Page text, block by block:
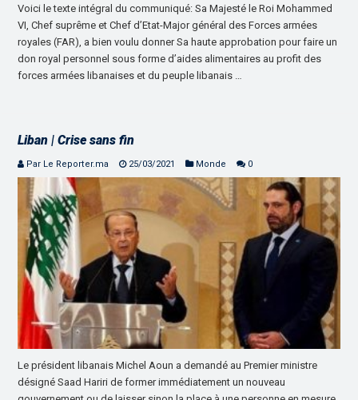
Voici le texte intégral du communiqué: Sa Majesté le Roi Mohammed
VI, Chef suprême et Chef d’Etat-Major général des Forces armées
royales (FAR), a bien voulu donner Sa haute approbation pour faire un
don royal personnel sous forme d’aides alimentaires au profit des
forces armées libanaises et du peuple libanais …
Liban | Crise sans fin
Par Le Reporter.ma 25/03/2021 Monde 0
Le président libanais Michel Aoun a demandé au Premier ministre
désigné Saad Hariri de former immédiatement un nouveau